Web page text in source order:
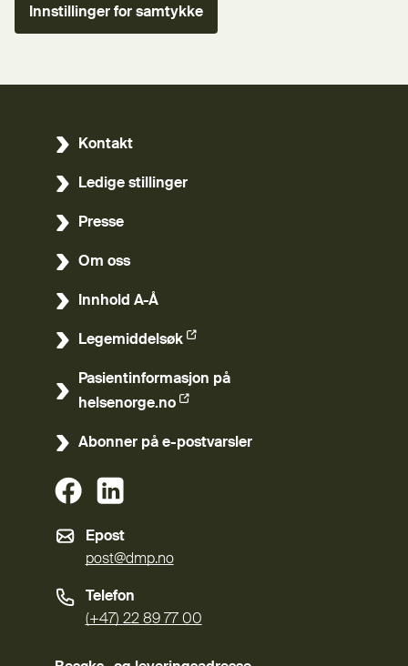
Innstillinger for samtykke
Kontakt
Ledige stillinger
Presse
Om oss
Innhold A-Å
Legemiddelsøk
(Ekstern lenke)
Pasientinformasjon på
helsenorge.no
(Ekstern lenke)
Abonner på e-postvarsler
(Ekstern lenke)
Epost
post@dmp.no
Telefon
(+47) 22 89 77 00